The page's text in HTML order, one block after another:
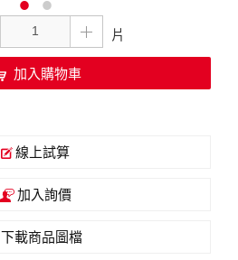
加入購物車
線上試算
加入詢價
下載商品圖檔